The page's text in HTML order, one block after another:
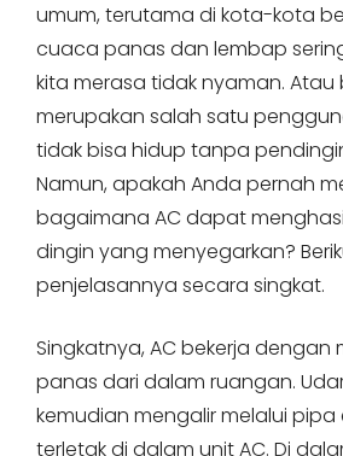
umum, terutama di kota-kota
cuaca panas dan lembap
kita merasa tidak nyaman. Atau
merupakan salah satu
tidak bisa hidup tanpa
Namun, apakah Anda pernah
bagaimana AC dapat
dingin yang menyegarkan?
penjelasannya secara singkat.
Singkatnya, AC bekerja dengan
panas dari dalam ruangan.
kemudian mengalir melalui
terletak di dalam unit AC. Di